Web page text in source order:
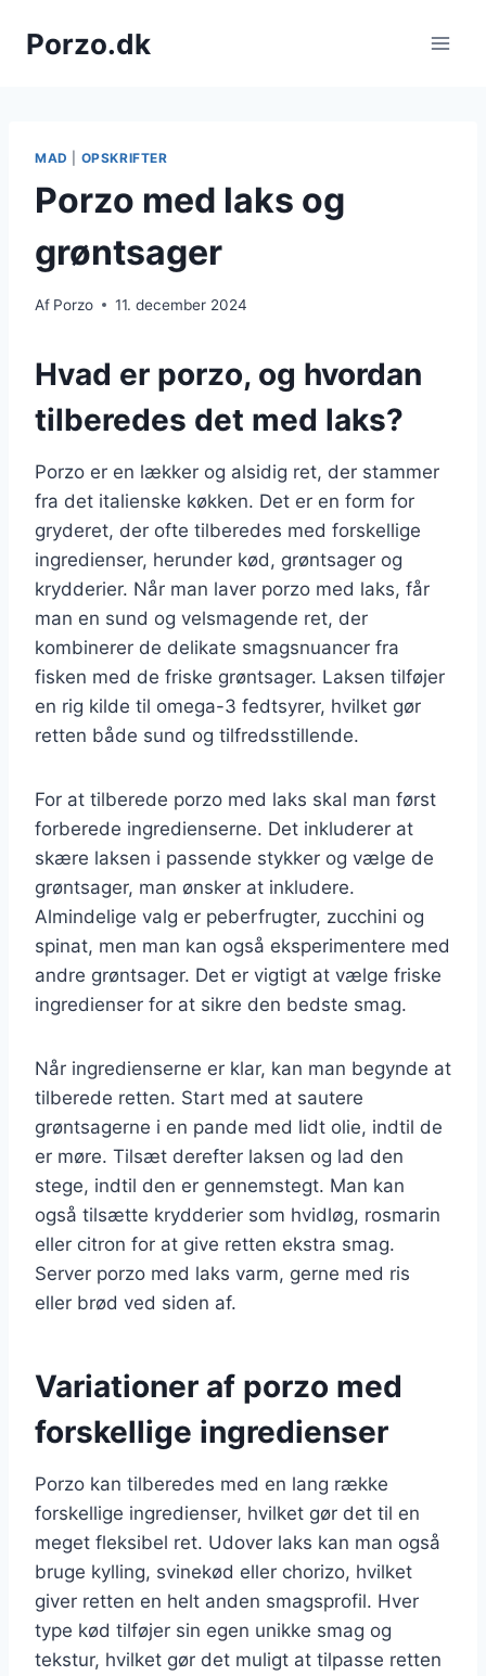
Porzo.dk
MAD OPSKRIFTER
Porzo med laks og
grøntsager
Af Porzo 11. december 2024
Hvad er porzo, og hvordan
tilberedes det med laks?
Porzo er en lækker og alsidig ret, der stammer
fra det italienske køkken. Det er en form for
gryderet, der ofte tilberedes med forskellige
ingredienser, herunder kød, grøntsager og
krydderier. Når man laver porzo med laks, får
man en sund og velsmagende ret, der
kombinerer de delikate smagsnuancer fra
fisken med de friske grøntsager. Laksen tilføjer
en rig kilde til omega-3 fedtsyrer, hvilket gør
retten både sund og tilfredsstillende.
For at tilberede porzo med laks skal man først
forberede ingredienserne. Det inkluderer at
skære laksen i passende stykker og vælge de
grøntsager, man ønsker at inkludere.
Almindelige valg er peberfrugter, zucchini og
spinat, men man kan også eksperimentere med
andre grøntsager. Det er vigtigt at vælge friske
ingredienser for at sikre den bedste smag.
Når ingredienserne er klar, kan man begynde at
tilberede retten. Start med at sautere
grøntsagerne i en pande med lidt olie, indtil de
er møre. Tilsæt derefter laksen og lad den
stege, indtil den er gennemstegt. Man kan
også tilsætte krydderier som hvidløg, rosmarin
eller citron for at give retten ekstra smag.
Server porzo med laks varm, gerne med ris
eller brød ved siden af.
Variationer af porzo med
forskellige ingredienser
Porzo kan tilberedes med en lang række
forskellige ingredienser, hvilket gør det til en
meget fleksibel ret. Udover laks kan man også
bruge kylling, svinekød eller chorizo, hvilket
giver retten en helt anden smagsprofil. Hver
type kød tilføjer sin egen unikke smag og
tekstur, hvilket gør det muligt at tilpasse retten